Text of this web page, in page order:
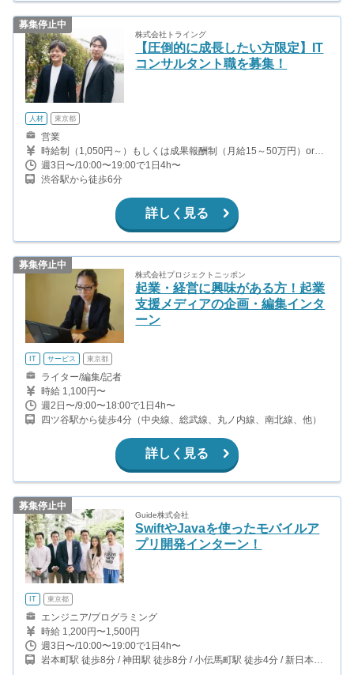
募集停止中
株式会社トライング
【圧倒的に成長したい方限定】IT
コンサルタント職を募集！
人材 東京都
営業
時給制（1,050円～）もしくは成果報酬制（月給15～50万円）or成
果報酬制＋最低保証の中で選択可能です。
週3日〜/10:00〜19:00で1日4h〜
渋谷駅から徒歩6分
詳しく見る
募集停止中
株式会社プロジェクトニッポン
起業・経営に興味がある方！起業
支援メディアの企画・編集インタ
ーン
IT サービス 東京都
ライター/編集/記者
時給 1,100円〜
週2日〜/9:00〜18:00で1日4h〜
四ツ谷駅から徒歩4分（中央線、総武線、丸ノ内線、南北線、他）
詳しく見る
募集停止中
Guide株式会社
SwiftやJavaを使ったモバイルア
プリ開発インターン！
IT 東京都
エンジニア/プログラミング
時給 1,200円〜1,500円
週3日〜/10:00〜19:00で1日4h〜
岩本町駅 徒歩8分 / 神田駅 徒歩8分 / 小伝馬町駅 徒歩4分 / 新日本橋